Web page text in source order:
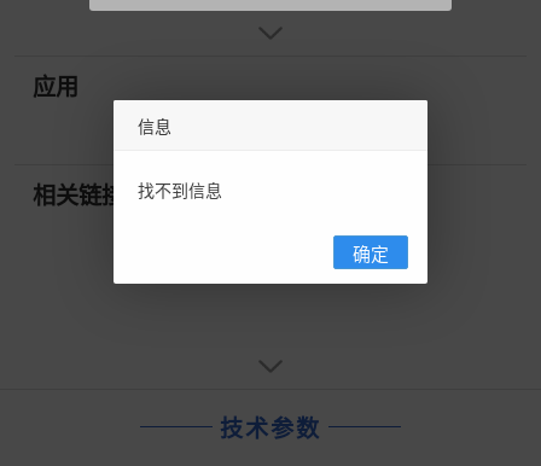
应用
相关链接
技术参数
信息
找不到信息
确定